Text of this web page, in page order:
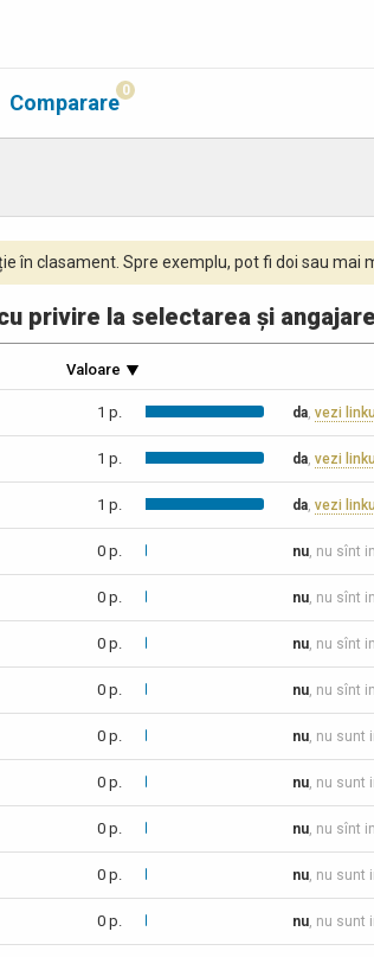
Comparare 0
în clasament. Spre exemplu, pot fi doi sau mai
privire la selectarea și
Valoare
1 p. da, vezi
1 p. da, vezi
1 p. da, vezi
0 p. nu, nu sînt
0 p. nu, nu sînt
0 p. nu, nu sînt
0 p. nu, nu sînt
0 p. nu, nu sunt
0 p. nu, nu sunt
0 p. nu, nu sînt
0 p. nu, nu sunt
0 p. nu, nu sunt